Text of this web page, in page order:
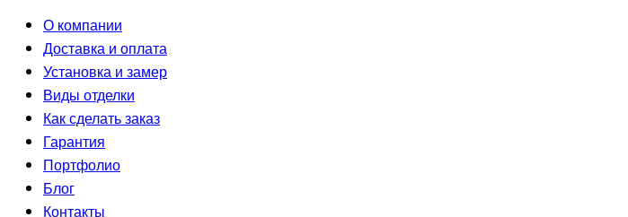
О компании
Доставка и оплата
Установка и замер
Виды отделки
Как сделать заказ
Гарантия
Портфолио
Блог